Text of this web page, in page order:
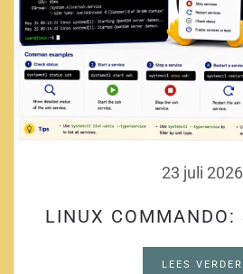
23 juli 2026
LINUX COMMANDO:
LEES VERDER